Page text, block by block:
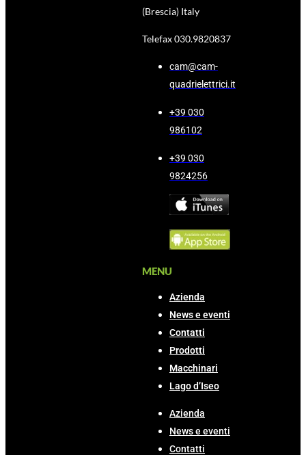
(Brescia) Italy
Telefax 030.9820837
cam@cam-
quadrielettrici.it
+39 030
986102
+39 030
9824256
MENU
Azienda
News e eventi
Contatti
Prodotti
Macchinari
Lago d’Iseo
Azienda
News e eventi
Contatti